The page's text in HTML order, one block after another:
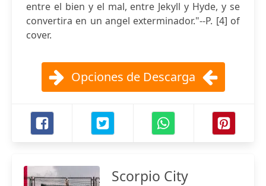
entre el bien y el mal, entre Jekyll y Hyde, y se
convertira en un angel exterminador."--P. [4] of
cover.
Opciones de Descarga
Scorpio City